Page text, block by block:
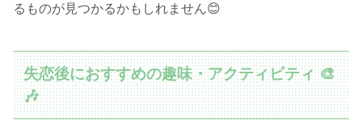
るものが見つかるかもしれません😊
失恋後におすすめの趣味・アクティビティ 🎨
🎶